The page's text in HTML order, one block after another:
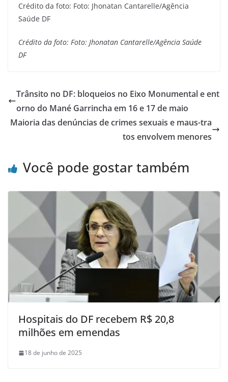
Crédito da foto: Foto: Jhonatan Cantarelle/Agência
Saúde DF
Crédito da foto: Foto: Jhonatan Cantarelle/Agência Saúde
DF
Trânsito no DF: bloqueios no Eixo Monumental e ent
orno do Mané Garrincha em 16 e 17 de maio
Maioria das denúncias de crimes sexuais e maus-tra
tos envolvem menores
Você pode gostar também
Hospitais do DF recebem R$ 20,8
milhões em emendas
18 de junho de 2025